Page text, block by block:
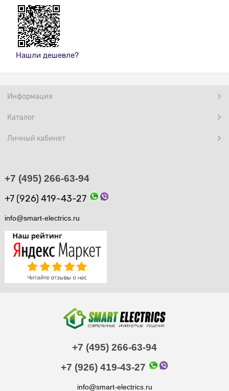
Нашли дешевле?
Информация
Каталог
Личный кабинет
+7 (495) 266-63-94
+7 (926) 419-43-27
info@smart-electrics.ru
+7 (495) 266-63-94
+7 (926) 419-43-27
info@smart-electrics.ru